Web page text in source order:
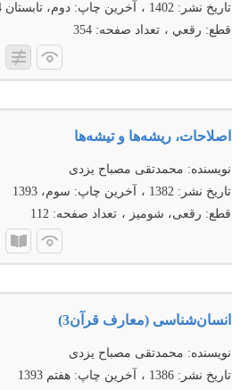
تاریخ نشر:1402 آخرین چاپ:دوم، تابستان 1404
قطع: رقعي تعداد صفحه:354
اصلاحات، ریشه‏‌ها و تیشه‏‌ها‏‏‏‏
نویسنده: محمدتقی مصباح یزدی
تاریخ نشر:1382 آخرین چاپ: سوم، 1393
قطع: رقعی، شومیز تعداد صفحه:112
انسان‌شناسى (معارف قرآن3)
نویسنده: محمدتقی مصباح یزدی
تاریخ نشر:1386 آخرین چاپ:هفتم 1393